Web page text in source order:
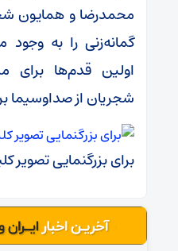
محمدرضا و همایون
گمانه‌زنی را به
اولین قدم‌ها
شجریان از صداوسیما
برای بزرگنمایی تصویر